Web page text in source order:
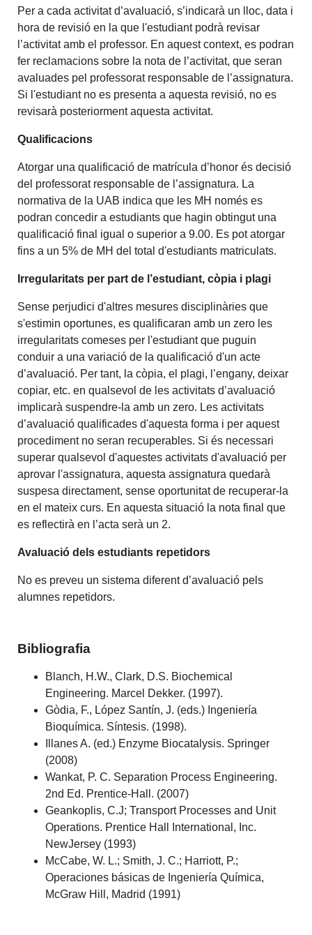
Per a cada activitat d’avaluació, s’indicarà un lloc, data i
hora de revisió en la que l'estudiant podrà revisar
l’activitat amb el professor. En aquest context, es podran
fer reclamacions sobre la nota de l’activitat, que seran
avaluades pel professorat responsable de l’assignatura.
Si l'estudiant no es presenta a aquesta revisió, no es
revisarà posteriorment aquesta activitat.
Qualificacions
Atorgar una qualificació de matrícula d’honor és decisió
del professorat responsable de l’assignatura. La
normativa de la UAB indica que les MH només es
podran concedir a estudiants que hagin obtingut una
qualificació final igual o superior a 9.00. Es pot atorgar
fins a un 5% de MH del total d'estudiants matriculats.
Irregularitats per part de l’estudiant, còpia i plagi
Sense perjudici d'altres mesures disciplinàries que
s'estimin oportunes, es qualificaran amb un zero les
irregularitats comeses per l'estudiant que puguin
conduir a una variació de la qualificació d'un acte
d’avaluació. Per tant, la còpia, el plagi, l’engany, deixar
copiar, etc. en qualsevol de les activitats d’avaluació
implicarà suspendre-la amb un zero. Les activitats
d’avaluació qualificades d'aquesta forma i per aquest
procediment no seran recuperables. Si és necessari
superar qualsevol d'aquestes activitats d'avaluació per
aprovar l'assignatura, aquesta assignatura quedarà
suspesa directament, sense oportunitat de recuperar-la
en el mateix curs. En aquesta situació la nota final que
es reflectirà en l’acta serà un 2.
Avaluació dels estudiants repetidors
No es preveu un sistema diferent d’avaluació pels
alumnes repetidors.
Bibliografia
Blanch, H.W., Clark, D.S. Biochemical
Engineering. Marcel Dekker. (1997).
Gòdia, F., López Santín, J. (eds.) Ingeniería
Bioquímica. Síntesis. (1998).
Illanes A. (ed.) Enzyme Biocatalysis. Springer
(2008)
Wankat, P. C. Separation Process Engineering.
2nd Ed. Prentice-Hall. (2007)
Geankoplis, C.J; Transport Processes and Unit
Operations. Prentice Hall International, Inc.
NewJersey (1993)
McCabe, W. L.; Smith, J. C.; Harriott, P.;
Operaciones básicas de Ingeniería Química,
McGraw Hill, Madrid (1991)